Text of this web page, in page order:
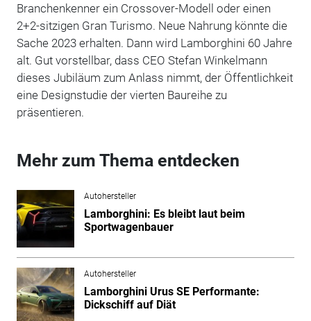
Branchenkenner ein Crossover-Modell oder einen
2+2-sitzigen Gran Turismo. Neue Nahrung könnte die
Sache 2023 erhalten. Dann wird Lamborghini 60 Jahre
alt. Gut vorstellbar, dass CEO Stefan Winkelmann
dieses Jubiläum zum Anlass nimmt, der Öffentlichkeit
eine Designstudie der vierten Baureihe zu
präsentieren.
Mehr zum Thema entdecken
Autohersteller
Lamborghini: Es bleibt laut beim
Sportwagenbauer
Autohersteller
Lamborghini Urus SE Performante:
Dickschiff auf Diät